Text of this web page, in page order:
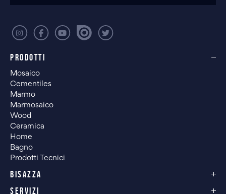
PRODOTTI
Mosaico
Cementiles
Marmo
Marmosaico
Wood
Ceramica
Home
Bagno
Prodotti Tecnici
BISAZZA
SERVIZI